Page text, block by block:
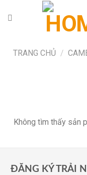
đến
TRANG CHỦ /
Không tìm thấy sản
ĐĂNG KÝ TRẢI